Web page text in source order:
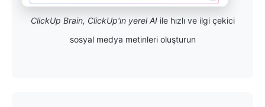
ClickUp Brain, ClickUp'ın yerel AIile hızlı ve ilgi çekici
sosyal medya metinleri oluşturun